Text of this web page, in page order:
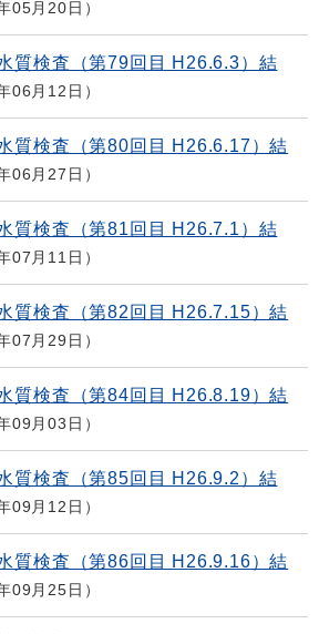
05月20日
質検査（第79回目 H26.6.3）結
06月12日
質検査（第80回目 H26.6.17）結
06月27日
質検査（第81回目 H26.7.1）結
07月11日
質検査（第82回目 H26.7.15）結
07月29日
質検査（第84回目 H26.8.19）結
09月03日
質検査（第85回目 H26.9.2）結
09月12日
質検査（第86回目 H26.9.16）結
09月25日